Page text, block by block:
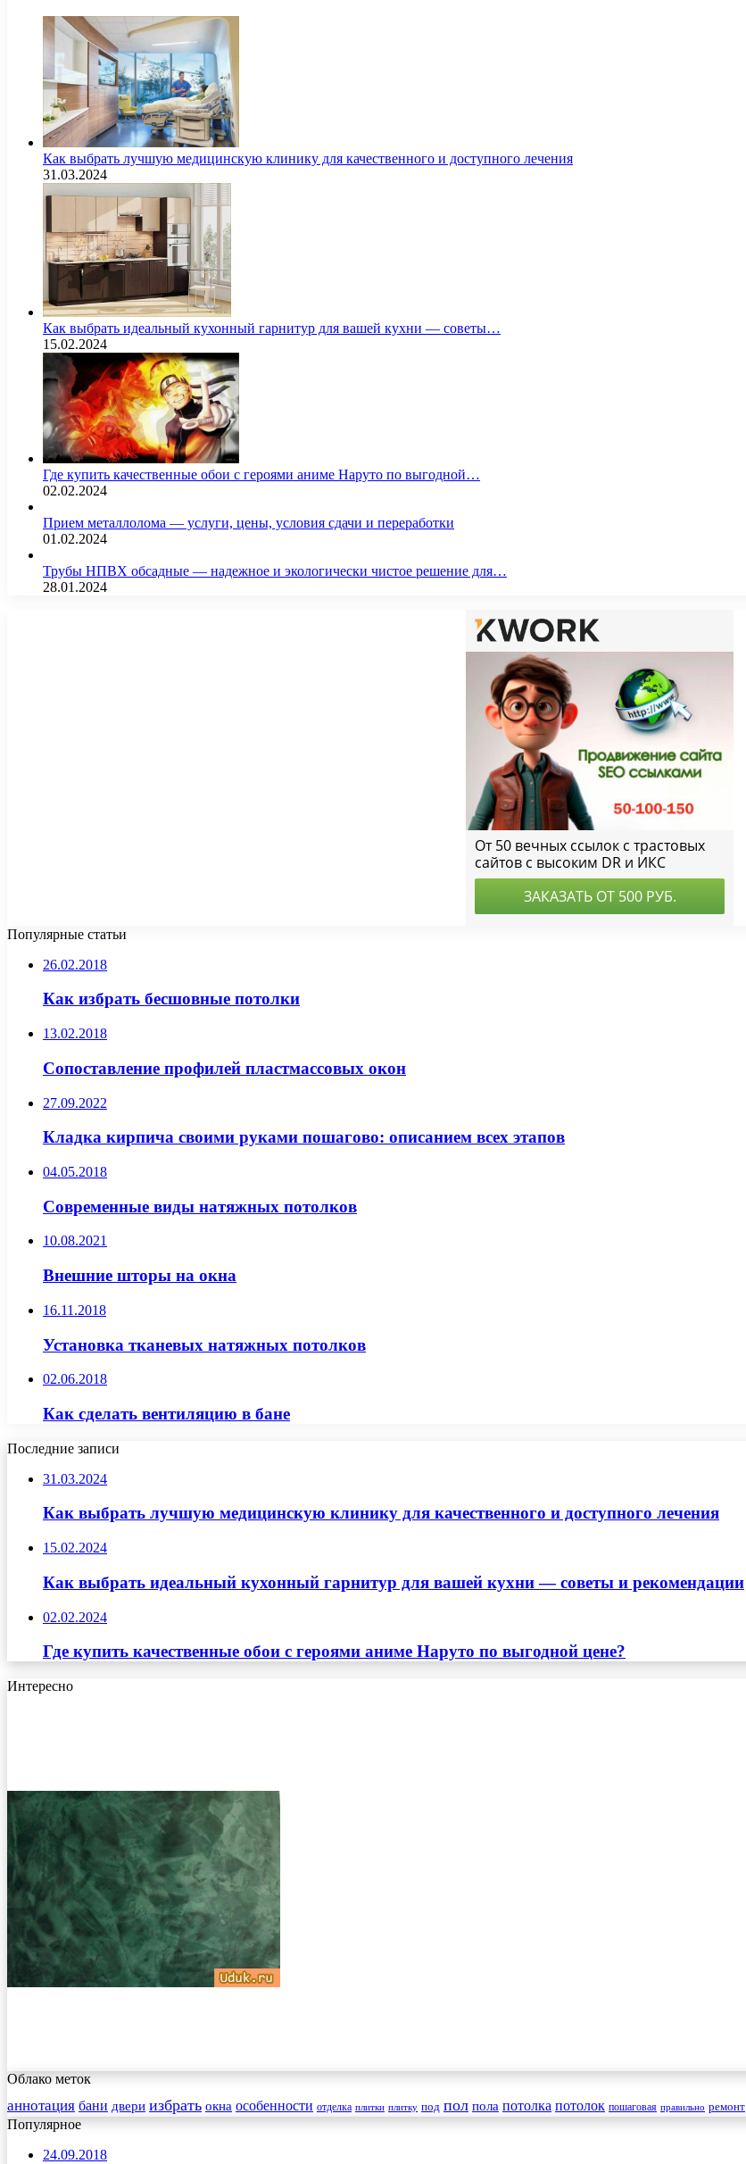
Как выбрать лучшую медицинскую клинику для качественного и доступного лечения
31.03.2024
Как выбрать идеальный кухонный гарнитур для вашей кухни — советы…
15.02.2024
Где купить качественные обои с героями аниме Наруто по выгодной…
02.02.2024
Прием металлолома — услуги, цены, условия сдачи и переработки
01.02.2024
Трубы НПВХ обсадные — надежное и экологически чистое решение для…
28.01.2024
Популярные статьи
26.02.2018
Как избрать бесшовные потолки
13.02.2018
Сопоставление профилей пластмассовых окон
27.09.2022
Кладка кирпича своими руками пошагово: описанием всех этапов
04.05.2018
Современные виды натяжных потолков
10.08.2021
Внешние шторы на окна
16.11.2018
Установка тканевых натяжных потолков
02.06.2018
Как сделать вентиляцию в бане
Последние записи
31.03.2024
Как выбрать лучшую медицинскую клинику для качественного и доступного лечения
15.02.2024
Как выбрать идеальный кухонный гарнитур для вашей кухни — советы и рекомендации
02.02.2024
Где купить качественные обои с героями аниме Наруто по выгодной цене?
Интересно
Облако меток
аннотация бани двери избрать окна особенности отделка плитки плитку под пол пола потолка потолок пошаговая правильно ремонт
Популярное
24.09.2018